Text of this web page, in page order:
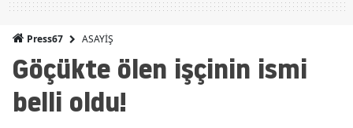
Press67 ASAYİŞ
Göçükte ölen işçinin ismi
belli oldu!